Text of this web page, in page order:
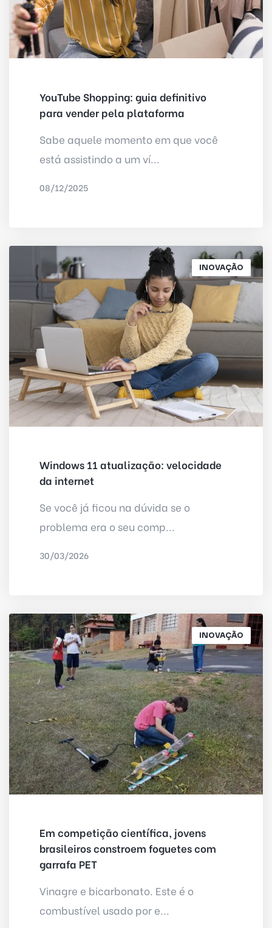
YouTube Shopping: guia definitivo
para vender pela plataforma
Sabe aquele momento em que você
está assistindo a um ví...
08/12/2025
INOVAÇÃO
Windows 11 atualização: velocidade
da internet
Se você já ficou na dúvida se o
problema era o seu comp...
30/03/2026
INOVAÇÃO
Em competição científica, jovens
brasileiros constroem foguetes com
garrafa PET
Vinagre e bicarbonato. Este é o
combustível usado por e...